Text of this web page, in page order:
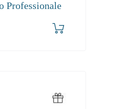
Professionale